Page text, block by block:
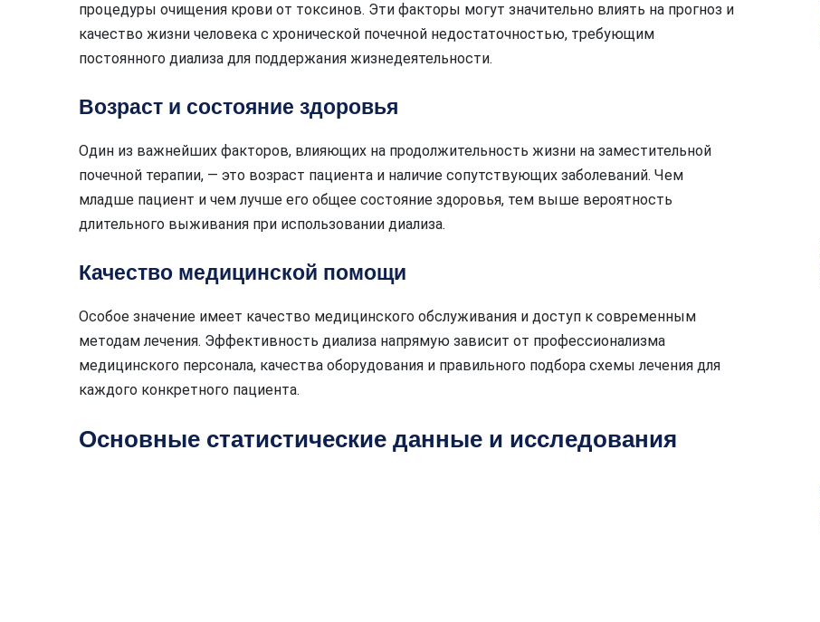
процедуры очищения крови от токсинов. Эти факторы могут значительно влиять на прогноз и
качество жизни человека с хронической почечной недостаточностью, требующим
постоянного диализа для поддержания жизнедеятельности.
Возраст и состояние здоровья
Один из важнейших факторов, влияющих на продолжительность жизни на заместительной
почечной терапии, — это возраст пациента и наличие сопутствующих заболеваний. Чем
младше пациент и чем лучше его общее состояние здоровья, тем выше вероятность
длительного выживания при использовании диализа.
Качество медицинской помощи
Особое значение имеет качество медицинского обслуживания и доступ к современным
методам лечения. Эффективность диализа напрямую зависит от профессионализма
медицинского персонала, качества оборудования и правильного подбора схемы лечения для
каждого конкретного пациента.
Основные статистические данные и исследования